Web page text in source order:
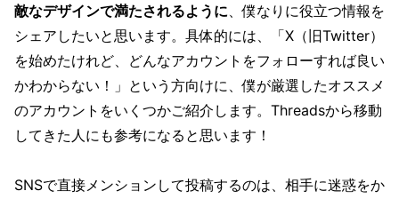
敵なデザインで満たされるように 、僕なりに役立つ情報を
シェアしたいと思います。具体的には、「X（旧Twitter）
を始めたけれど、どんなアカウントをフォローすれば良い
かわからない！」という方向けに、僕が厳選したオススメ
のアカウントをいくつかご紹介します。Threadsから移動
してきた人にも参考になると思います！
SNSで直接メンションして投稿するのは、相手に迷惑をか